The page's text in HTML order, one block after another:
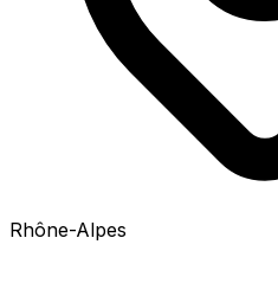
Rhône-Alpes